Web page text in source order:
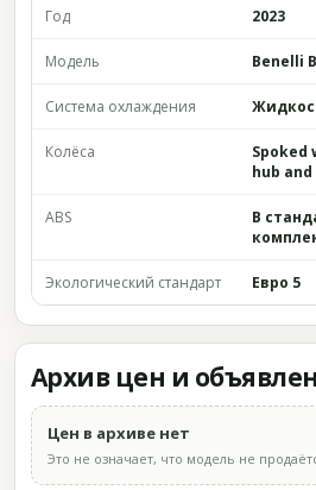
Год 2023
Модель Benelli
Система охлаждения
Колёса
Spoked
hub
ABS
В
Экологический стандарт Евро 5
Архив цен и
Цен в архиве нет
Это не означает, что модель не